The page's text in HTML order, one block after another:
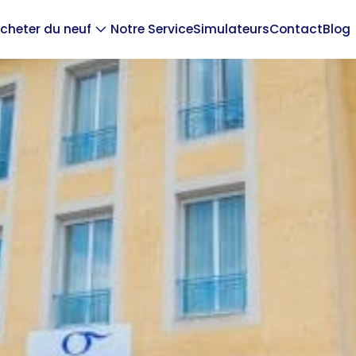
du neuf Notre ServiceSimulateursContactBlog